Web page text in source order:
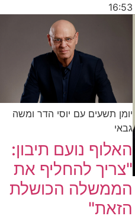
16:53
יומן תשעים עם יוסי הדר ומשה
גבאי
האלוף נועם תיבון:
"צריך להחליף את
הממשלה הכושלת
הזאת"